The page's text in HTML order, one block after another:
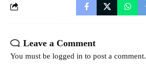
Leave a Comment
You must be logged in to post a comment.